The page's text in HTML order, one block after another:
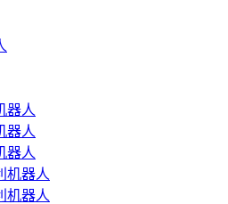
器人
器人
器人
机器人
机器人